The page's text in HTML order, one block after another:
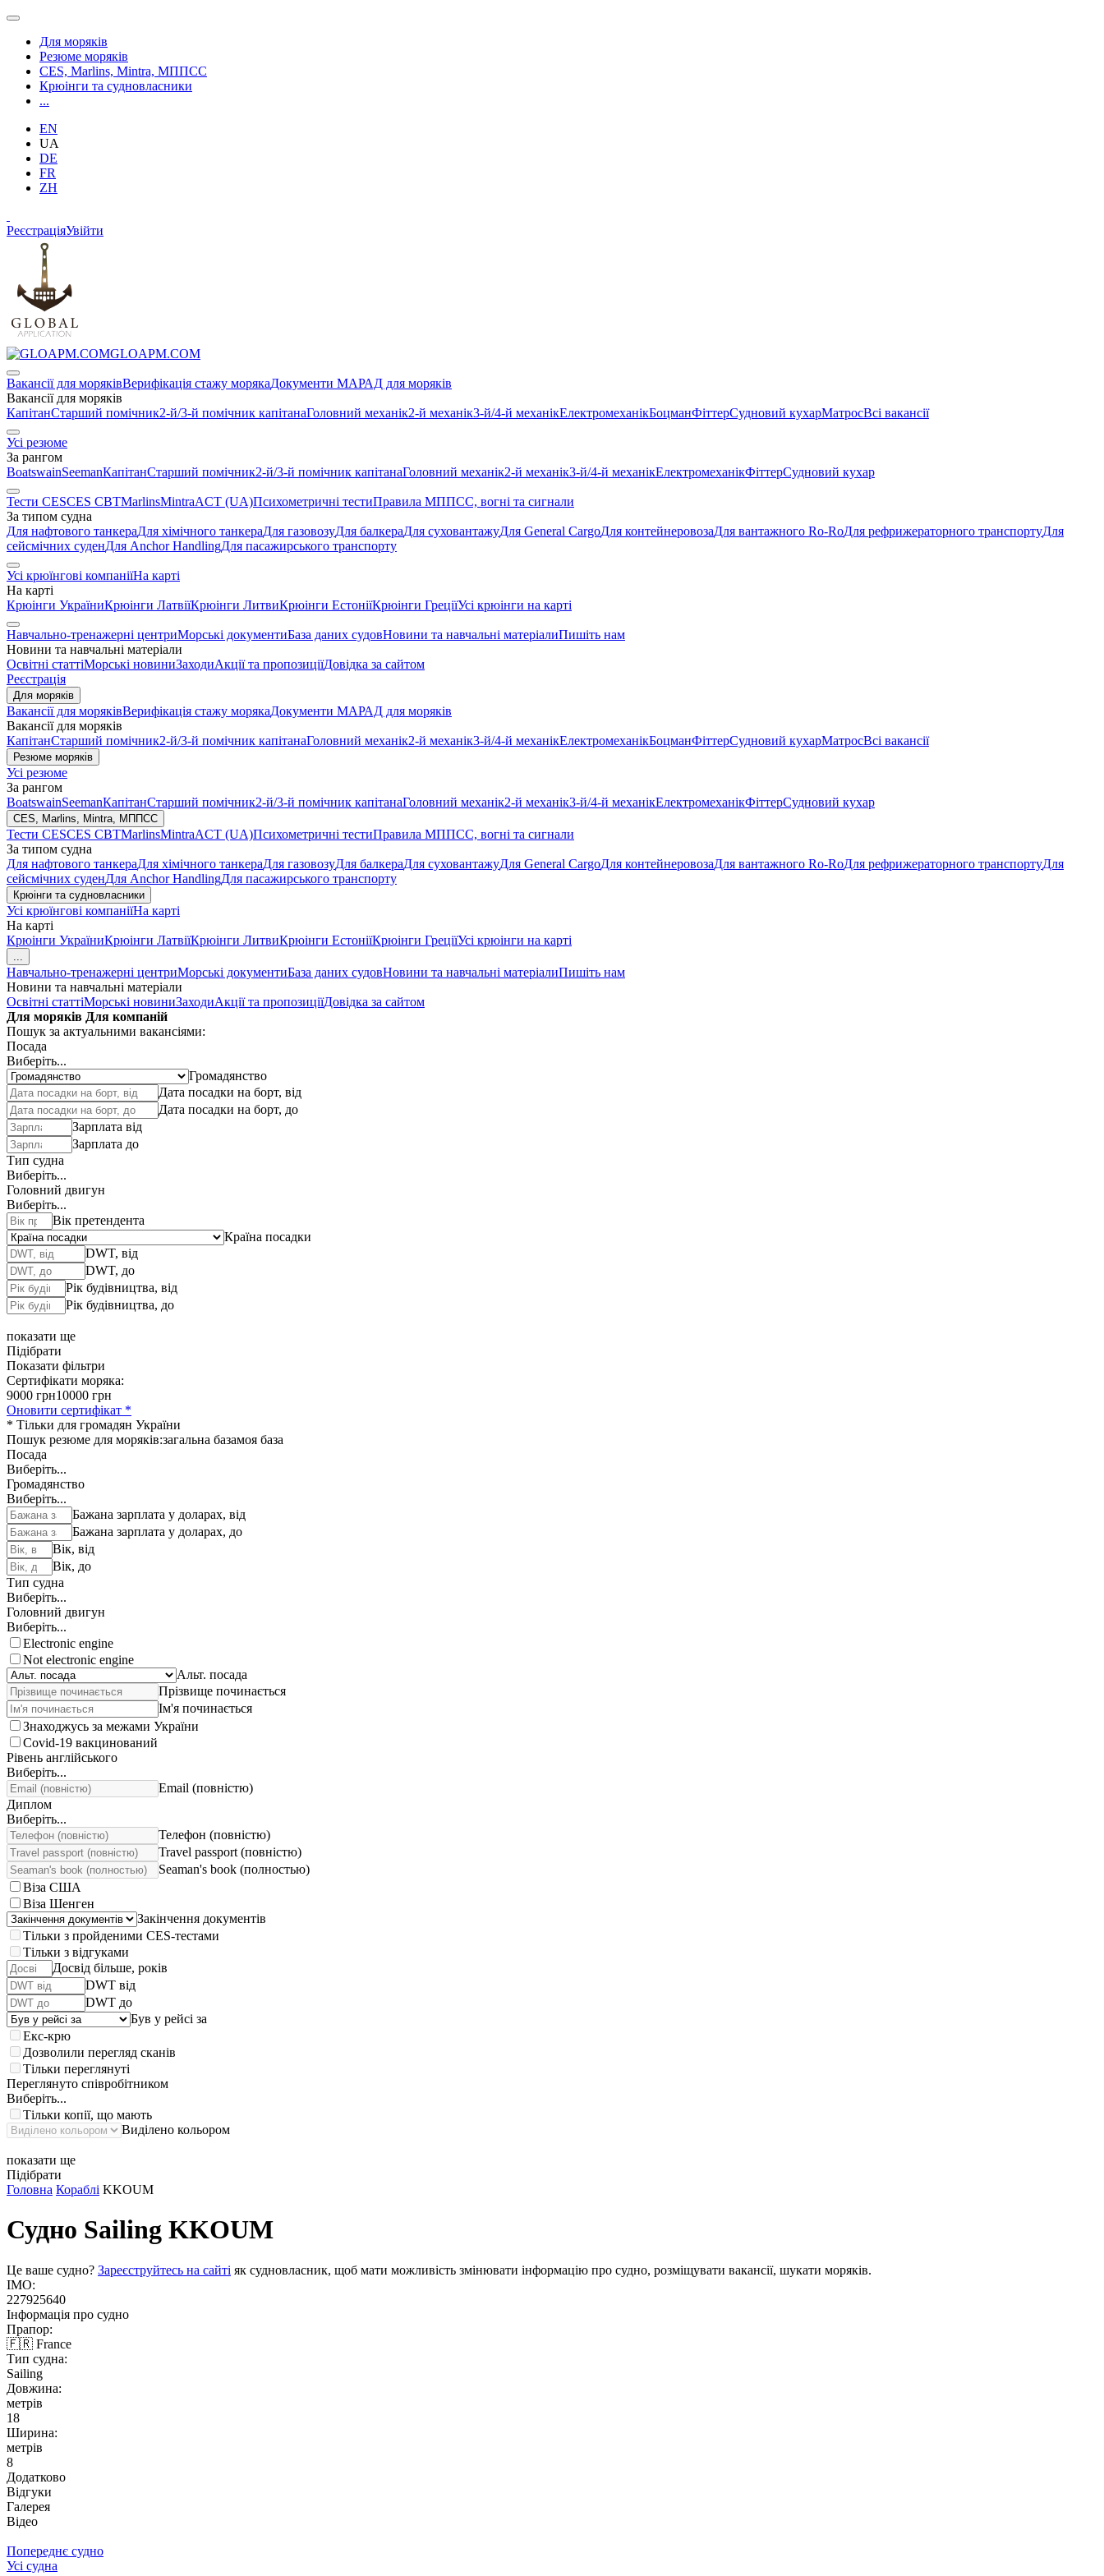
Для моряків
Резюме моряків
CES, Marlins, Mintra, МППСС
Крюінги та судновласники
...
EN
UA
DE
FR
ZH
РеєстраціяУвійти
GLOAPM.COM
Вакансії для моряківВерифікація стажу морякаДокументи МАРАД для моряків
Вакансії для моряків
КапітанСтарший помічник2-й/3-й помічник капітанаГоловний механік2-й механік3-й/4-й механікЕлектромеханікБоцманФіттерСудновий кухарМатросВсі вакансії
Усі резюме
За рангом
BoatswainSeemanКапітанСтарший помічник2-й/3-й помічник капітанаГоловний механік2-й механік3-й/4-й механікЕлектромеханікФіттерСудновий кухар
Тести CESCES CBTMarlinsMintraACT (UA)Психометричні тестиПравила МППСС, вогні та сигнали
За типом судна
Для нафтового танкераДля хімічного танкераДля газовозуДля балкераДля суховантажуДля General CargoДля контейнеровозаДля вантажного Ro-RoДля рефрижераторного транспортуДля
сейсмічних суденДля Anchor HandlingДля пасажирського транспорту
Усі крюїнгові компаніїНа карті
На карті
Крюінги УкраїниКрюінги ЛатвіїКрюінги ЛитвиКрюінги ЕстоніїКрюінги ГреціїУсі крюінги на карті
Навчально-тренажерні центриМорські документиБаза даних судовНовини та навчальні матеріалиПишіть нам
Новини та навчальні матеріали
Освітні статтіМорські новиниЗаходиАкції та пропозиціїДовідка за сайтом
Реєстрація
Для моряків
Вакансії для моряківВерифікація стажу морякаДокументи МАРАД для моряків
Вакансії для моряків
КапітанСтарший помічник2-й/3-й помічник капітанаГоловний механік2-й механік3-й/4-й механікЕлектромеханікБоцманФіттерСудновий кухарМатросВсі вакансії
Резюме моряків
Усі резюме
За рангом
BoatswainSeemanКапітанСтарший помічник2-й/3-й помічник капітанаГоловний механік2-й механік3-й/4-й механікЕлектромеханікФіттерСудновий кухар
CES, Marlins, Mintra, МППСС
Тести CESCES CBTMarlinsMintraACT (UA)Психометричні тестиПравила МППСС, вогні та сигнали
За типом судна
Для нафтового танкераДля хімічного танкераДля газовозуДля балкераДля суховантажуДля General CargoДля контейнеровозаДля вантажного Ro-RoДля рефрижераторного транспортуДля
сейсмічних суденДля Anchor HandlingДля пасажирського транспорту
Крюінги та судновласники
Усі крюїнгові компаніїНа карті
На карті
Крюінги УкраїниКрюінги ЛатвіїКрюінги ЛитвиКрюінги ЕстоніїКрюінги ГреціїУсі крюінги на карті
...
Навчально-тренажерні центриМорські документиБаза даних судовНовини та навчальні матеріалиПишіть нам
Новини та навчальні матеріали
Освітні статтіМорські новиниЗаходиАкції та пропозиціїДовідка за сайтом
Для моряків Для компаній
Пошук за актуальними вакансіями:
Посада
Виберіть...
Громадянство
Дата посадки на борт, від
Дата посадки на борт, до
Зарплата від
Зарплата до
Тип судна
Виберіть...
Головний двигун
Виберіть...
Вік претендента
Країна посадки
DWT, від
DWT, до
Рік будівництва, від
Рік будівництва, до
показати ще
Підібрати
Показати фільтри
Сертифікати моряка:
9000 грн10000 грн
Оновити сертифікат *
* Тільки для громадян України
Пошук резюме для моряків:загальна базамоя база
Посада
Виберіть...
Громадянство
Виберіть...
Бажана зарплата у доларах, від
Бажана зарплата у доларах, до
Вік, від
Вік, до
Тип судна
Виберіть...
Головний двигун
Виберіть...
Electronic engine
Not electronic engine
Альт. посада
Прізвище починається
Ім'я починається
Знаходжусь за межами України
Covid-19 вакцинований
Рівень англійського
Виберіть...
Email (повністю)
Диплом
Виберіть...
Телефон (повністю)
Travel passport (повністю)
Seaman's book (полностью)
Віза США
Віза Шенген
Закінчення документів
Тільки з пройденими CES-тестами
Тільки з відгуками
Досвід більше, років
DWT від
DWT до
Був у рейсі за
Екс-крю
Дозволили перегляд сканів
Тільки переглянуті
Переглянуто співробітником
Виберіть...
Тільки копії, що мають
Виділено кольором
показати ще
Підібрати
Головна Кораблі KKOUM
Судно Sailing KKOUM
Це ваше судно? Зареєструйтесь на сайті як судновласник, щоб мати можливість змінювати інформацію про судно, розміщувати вакансії, шукати моряків.
IMO:
227925640
Інформація про судно
Прапор:
🇫🇷 France
Тип судна:
Sailing
Довжина:
метрів
18
Ширина:
метрів
8
Додатково
Відгуки
Галерея
Відео
Попереднє судно
Усі судна